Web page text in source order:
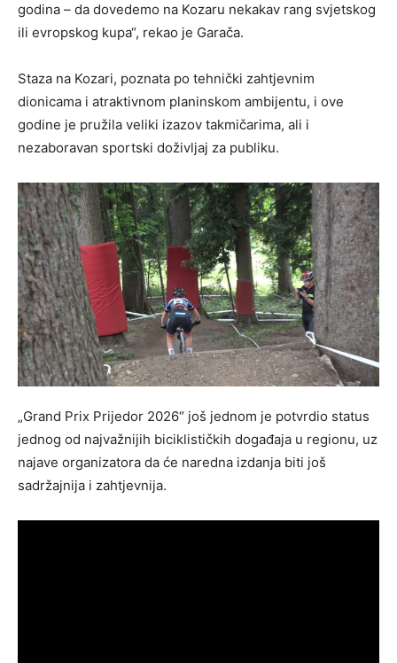
godina – da dovedemo na Kozaru nekakav rang svjetskog
ili evropskog kupa“, rekao je Garača.
Staza na Kozari, poznata po tehnički zahtjevnim
dionicama i atraktivnom planinskom ambijentu, i ove
godine je pružila veliki izazov takmičarima, ali i
nezaboravan sportski doživljaj za publiku.
„Grand Prix Prijedor 2026“ još jednom je potvrdio status
jednog od najvažnijih biciklističkih događaja u regionu, uz
najave organizatora da će naredna izdanja biti još
sadržajnija i zahtjevnija.